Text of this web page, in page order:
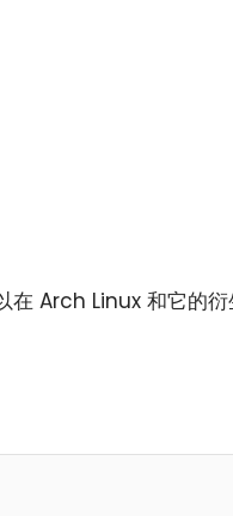
Arch Linux 和它的